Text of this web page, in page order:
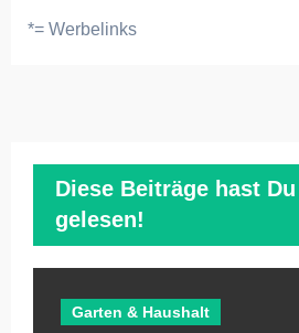
*= Werbelinks
Diese Beiträge hast
gelesen!
Garten & Haushalt